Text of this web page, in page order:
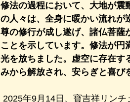
修法の過程において、大地が震
の人々は、全身に暖かい流れが
尊の修行が成し遂げ、諸仏菩薩
ことを示しています。修法が
光を放ちました。虚空に存在す
みから解放され、安らぎと喜び
2025年9月14日、寶吉祥リン